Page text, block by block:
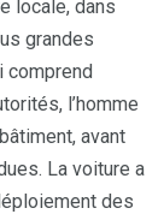
locale, dans
grandes
comprend
l’homme
avant
La voiture a
des